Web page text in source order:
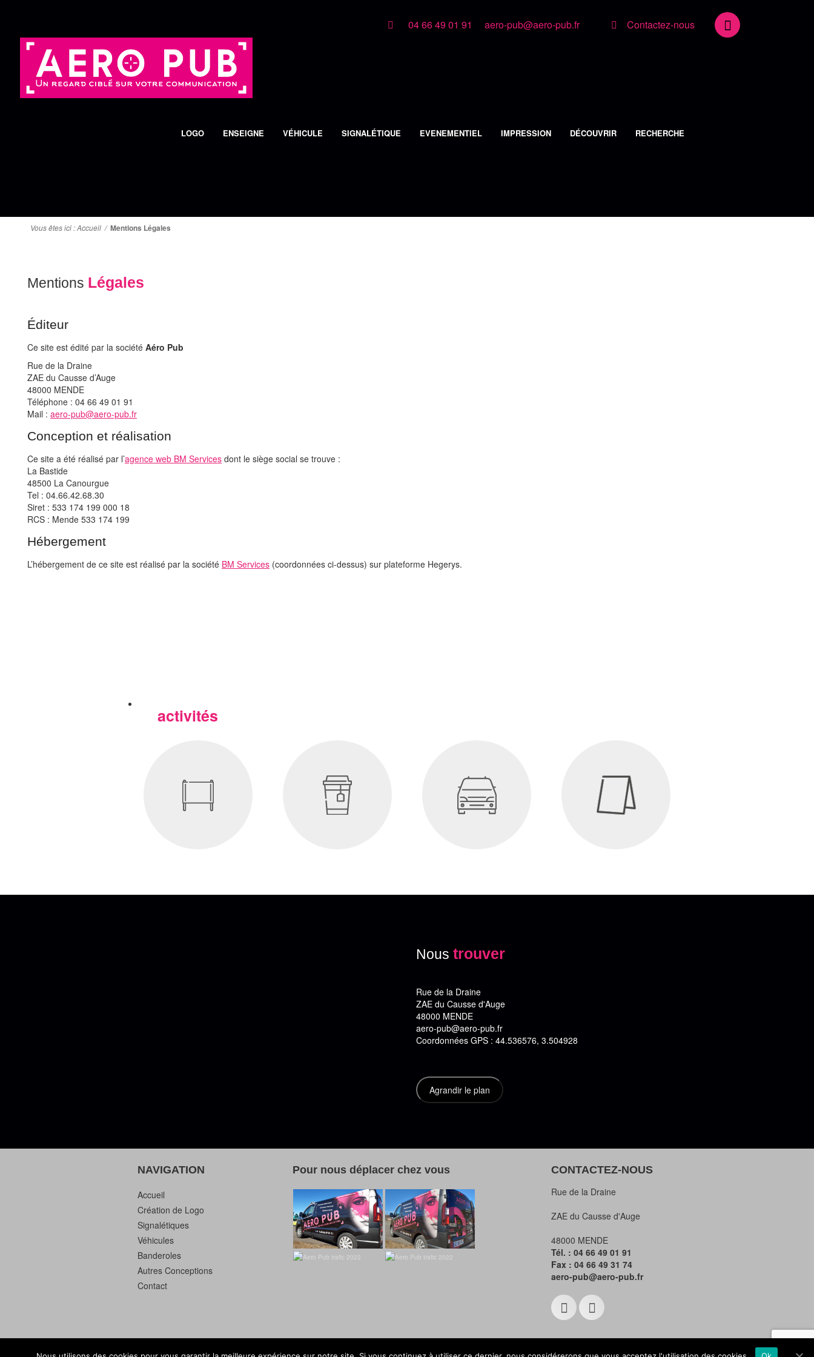
04 66 49 01 91 aero-pub@aero-pub.fr Contactez-nous
LOGO ENSEIGNE VÉHICULE SIGNALÉTIQUE EVENEMENTIEL IMPRESSION DÉCOUVRIR RECHERCHE
Vous êtes ici :Accueil / Mentions Légales
Mentions Légales
Éditeur
Ce site est édité par la société Aéro Pub
Rue de la Draine
ZAE du Causse d’Auge
48000 MENDE
Téléphone : 04 66 49 01 91
Mail : aero-pub@aero-pub.fr
Conception et réalisation
Ce site a été réalisé par l’agence web BM Services dont le siège social se trouve :
La Bastide
48500 La Canourgue
Tel : 04.66.42.68.30
Siret : 533 174 199 000 18
RCS : Mende 533 174 199
Hébergement
L’hébergement de ce site est réalisé par la société BM Services (coordonnées ci-dessus) sur plateforme Hegerys.
activités
Nous trouver
Rue de la Draine
ZAE du Causse d'Auge
48000 MENDE
aero-pub@aero-pub.fr
Coordonnées GPS : 44.536576, 3.504928
NAVIGATION
Accueil
Création de Logo
Signalétiques
Véhicules
Banderoles
Autres Conceptions
Contact
Pour nous déplacer chez vous
CONTACTEZ-NOUS
Rue de la Draine
ZAE du Causse d'Auge
48000 MENDE
Tél. : 04 66 49 01 91
Fax : 04 66 49 31 74
aero-pub@aero-pub.fr